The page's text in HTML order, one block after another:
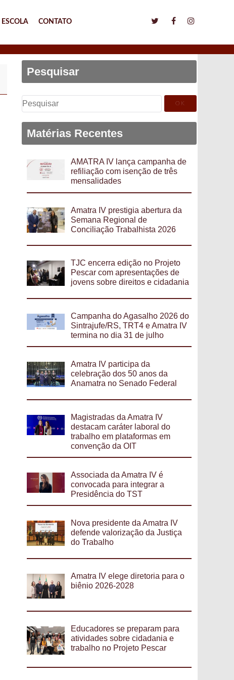
ESCOLA CONTATO
Pesquisar
Pesquisar
por:
Matérias Recentes
AMATRA IV lança campanha de
refiliação com isenção de três
mensalidades
Amatra IV prestigia abertura da
Semana Regional de
Conciliação Trabalhista 2026
TJC encerra edição no Projeto
Pescar com apresentações de
jovens sobre direitos e cidadania
Campanha do Agasalho 2026 do
Sintrajufe/RS, TRT4 e Amatra IV
termina no dia 31 de julho
Amatra IV participa da
celebração dos 50 anos da
Anamatra no Senado Federal
Magistradas da Amatra IV
destacam caráter laboral do
trabalho em plataformas em
convenção da OIT
Associada da Amatra IV é
convocada para integrar a
Presidência do TST
Nova presidente da Amatra IV
defende valorização da Justiça
do Trabalho
Amatra IV elege diretoria para o
biênio 2026-2028
Educadores se preparam para
atividades sobre cidadania e
trabalho no Projeto Pescar